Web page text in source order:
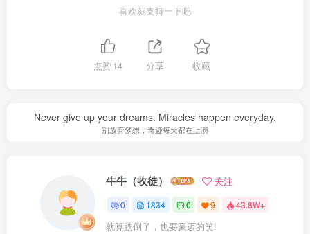
喜欢就支持一下吧
点赞14 分享 收藏
Never give up your dreams. Miracles happen everyday.
别放弃梦想，奇迹每天都在上演
牛牛（收徒） 关注
0 1834 0 9 43.8W+
就算跌倒了，也要豪迈的笑!